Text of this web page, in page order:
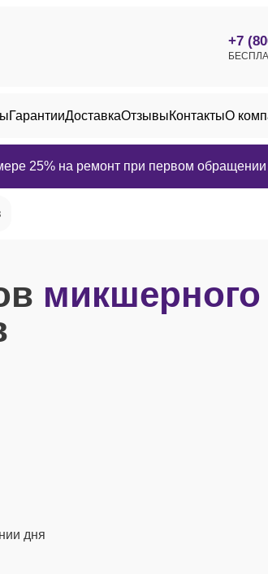
+7
ГарантииДоставкаОтзывыКонтактыО
25% на ремонт при первом
микшерного
дня